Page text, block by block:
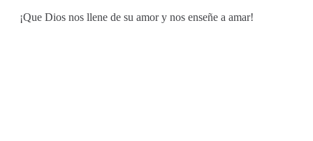
¡Que Dios nos llene de su amor y nos enseñe a amar!